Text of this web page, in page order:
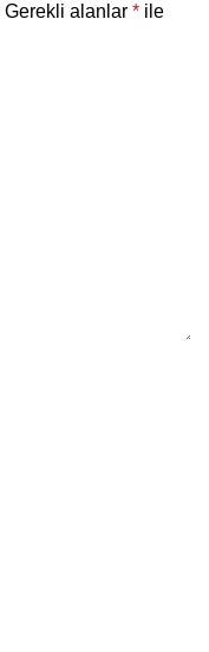
Gerekli alanlar * ile